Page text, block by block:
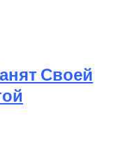
Своей